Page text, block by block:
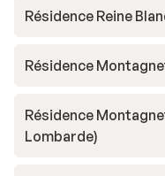
Résidence Reine
Résidence
Résidence
Lombarde)